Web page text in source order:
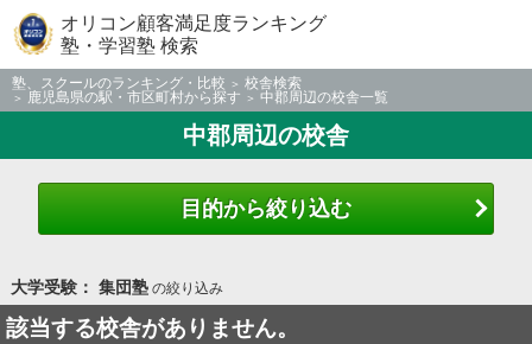
オリコン顧客満足度ランキング
塾・学習塾 検索
塾、スクールのランキング・比較
校舎検索
鹿児島県の駅・市区町村から探す
中郡周辺の校舎一覧
中郡周辺の校舎
目的から絞り込む
大学受験： 集団塾の絞り込み
該当する校舎がありません。